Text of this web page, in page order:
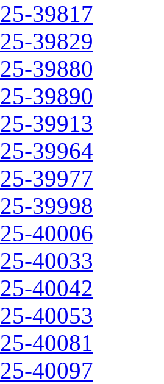
39817
39829
39880
39890
39913
39964
39977
39998
40006
40033
40042
40053
40081
40097